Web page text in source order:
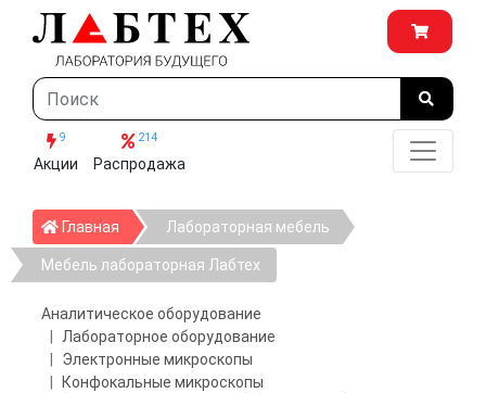
9
Акции
214
Распродажа
Главная ГлавнаяЛабораторная мебель
Мебель лабораторная Лабтех
Аналитическое оборудование
Лабораторное оборудование
Электронные микроскопы
Конфокальные микроскопы